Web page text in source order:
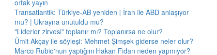
ortak yayın
Transatlantik: Türkiye-AB yeniden | İran ile ABD anlaşıyor
mu? | Ukrayna unutuldu mu?
"Liderler zirvesi" toplanır mı? Toplanırsa ne olur?
Ümit Akçay ile söyleşi: Mehmet Şimşek giderse neler olur?
Marco Rubio'nun yaptığını Hakan Fidan neden yapmıyor?